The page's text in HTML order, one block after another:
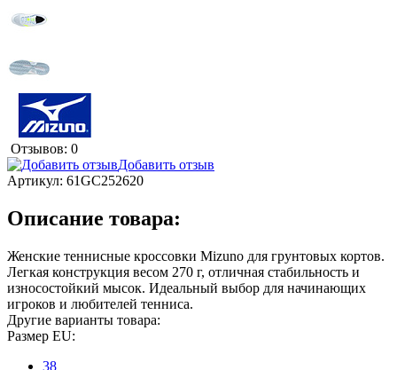
Отзывов: 0
Добавить отзыв
Артикул: 61GC252620
Описание товара:
Женские теннисные кроссовки Mizuno для грунтовых кортов.
Легкая конструкция весом 270 г, отличная стабильность и
износостойкий мысок. Идеальный выбор для начинающих
игроков и любителей тенниса.
Другие варианты товара:
Размер EU:
38